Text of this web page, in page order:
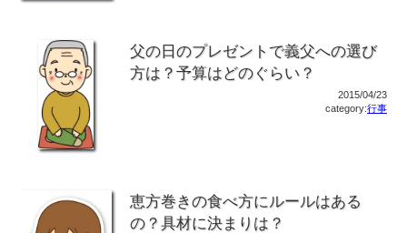
父の日のプレゼントで義父への選び
方は？予算はどのぐらい？
2015/04/23
category:行事
恵方巻きの食べ方にルールはある
の？具材に決まりは？